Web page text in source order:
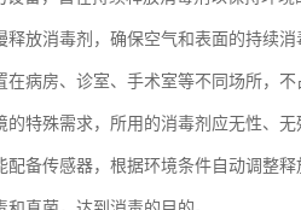
放消毒剂，确保空气和表面的持续消
病房、诊室、手术室等不同场所，不
特殊需求，所用的消毒剂应无性、无
备传感器，根据环境条件自动调整释